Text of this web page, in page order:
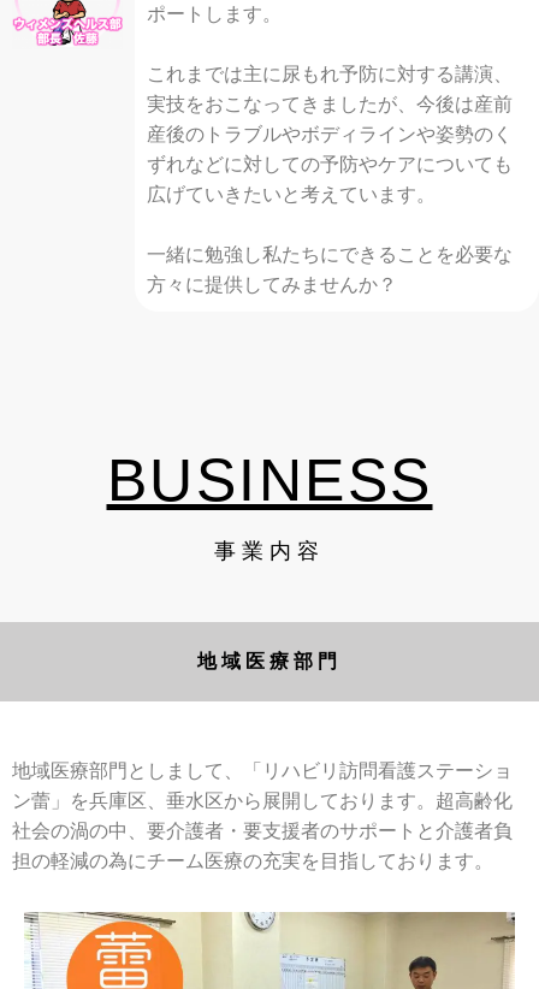
ポートします。
これまでは主に尿もれ予防に対する講演、
実技をおこなってきましたが、今後は産前
産後のトラブルやボディラインや姿勢のく
ずれなどに対しての予防やケアについても
広げていきたいと考えています。
一緒に勉強し私たちにできることを必要な
方々に提供してみませんか？
BUSINESS
事業内容
地域医療部門
地域医療部門としまして、「リハビリ訪問看護ステーショ
ン蕾」を兵庫区、垂水区から展開しております。超高齢化
社会の渦の中、要介護者・要支援者のサポートと介護者負
担の軽減の為にチーム医療の充実を目指しております。